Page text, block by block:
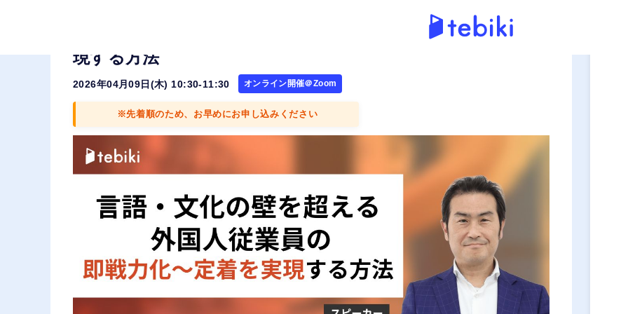
言語・文化の壁を超える 外国人従業員の即戦力化～定着を実
現する方法
2026年04月09日(木) 10:30-11:30 オンライン開催＠Zoom
※先着順のため、お早めにお申し込みください